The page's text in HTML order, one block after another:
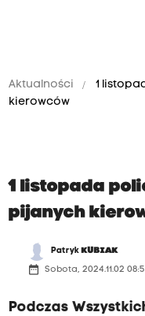
Aktualności
1
kierowców
1 listopada
pijanych
Patryk KUBIAK
date_range Sobota, 2024.11.02
Podczas